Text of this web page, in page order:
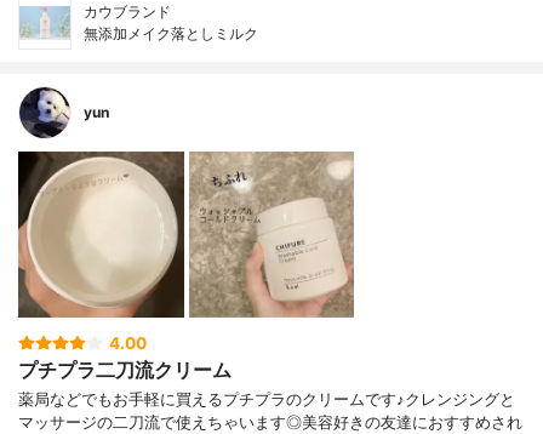
カウブランド
無添加メイク落としミルク
yun
4.00
プチプラ二刀流クリーム
薬局などでもお手軽に買えるプチプラのクリームです♪クレンジングと
マッサージの二刀流で使えちゃいます◎美容好きの友達におすすめされ